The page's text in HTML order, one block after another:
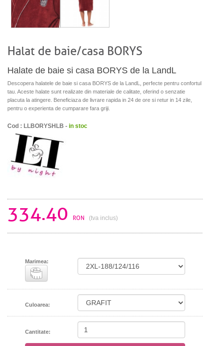
Halat de baie/casa BORYS
Halate de baie si casa BORYS de la LandL
Descopera halatele de baie si casa BORYS de la LandL, perfecte pentru confortul
tau. Aceste halate sunt realizate din materiale de calitate, oferind o senzatie
placuta la atingere. Beneficiaza de livrare rapida in 24 de ore si retur in 14 zile,
pentru o experienta de cumparare fara griji.
Cod : LLBORYSHLB - in stoc
334.40 RON (tva inclus)
Marimea:
Culoarea:
Cantitate: